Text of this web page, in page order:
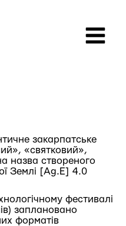
закарпатське
«святковий»,
назва створеного
Землі [Ag.E] 4.0
фестивалі
заплановано
форматів